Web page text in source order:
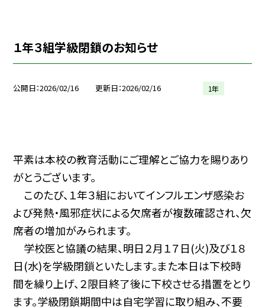
１年３組学級閉鎖のお知らせ
公開日 2026/02/16 更新日 2026/02/16 1年
平素は本校の教育活動にご理解とご協力を賜りあり
がとうございます。
このたび、１年３組においてインフルエンザ感染お
よび発熱・風邪症状による欠席者が複数確認され、欠
席者の増加がみられます。
学校医と協議の結果、明日２月１７日(火)及び１８
日(水)を学級閉鎖といたします。また本日は下校時
間を繰り上げ、２限目終了後に下校させる措置をとり
ます。学級閉鎖期間中は自宅学習に取り組み、不要